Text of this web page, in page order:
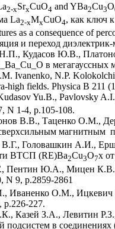
2-xSrxCuO4 and YBa2Cu3O
La2-xMxCuO4, как ключ
as a consequence of
и переход
Кудасов Ю.В.,
в
Ivanenko, N.P.
high fields. Physica B 211
Yu.B., Pavlovsky
N 1-4, p.105-108.
В.В., Таценко О.М.,
магнитным
В.Г., Головашкин А.И.,
ВТСП (RЕ)Ba2Cu3O7x
Ю.А., Мицен К.В.,
N 9, p.2859-2861
Иваненко О.М.,
227.
Казей З.А., Левитин
подсистем в соединениях